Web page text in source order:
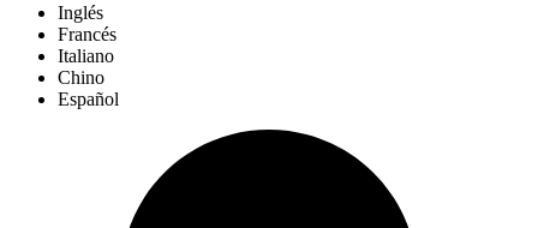
Inglés
Francés
Italiano
Chino
Español